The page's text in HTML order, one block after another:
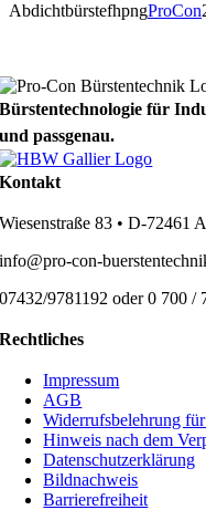
AbdichtbürstefhpngProCon
Bürstentechnologie für
und passgenau.
Kontakt
Wiesenstraße 83 • D-72461
info@pro-con-
07432/9781192 oder 0 700 /
Rechtliches
Impressum
AGB
Widerrufsbelehrung
Hinweis nach dem
Datenschutzerklärung
Bildnachweis
Barrierefreiheit